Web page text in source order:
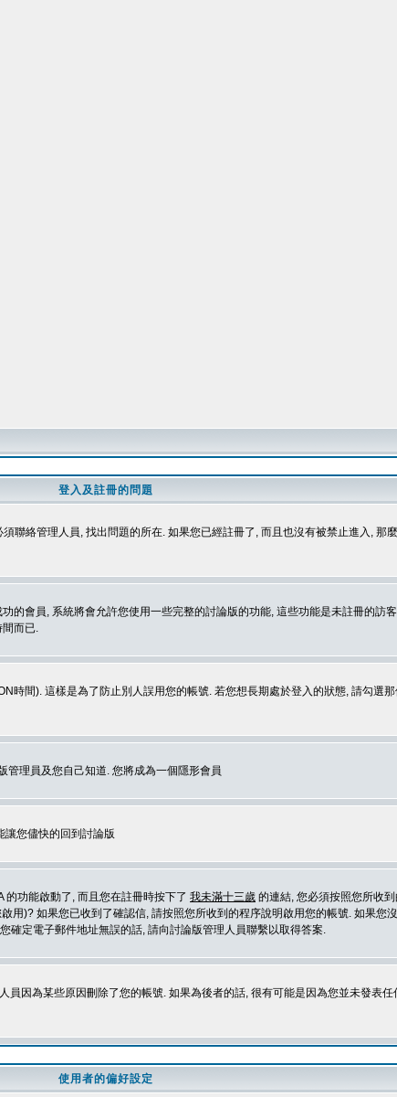
登入及註冊的問題
絡管理人員, 找出問題的所在. 如果您已經註冊了, 而且也沒有被禁止進入, 那
會員, 系統將會允許您使用一些完整的討論版的功能, 這些功能是未註冊的訪
間而已.
時間). 這樣是為了防止別人誤用您的帳號. 若您想長期處於登入的狀態, 請勾選
理員及您自己知道. 您將成為一個隱形會員
讓您儘快的回到討論版
功能啟動了, 而且您在註冊時按下了 我未滿十三歲 的連結, 您必須按照您所收
)? 如果您已收到了確認信, 請按照您所收到的程序說明啟用您的帳號. 如果您
確定電子郵件地址無誤的話, 請向討論版管理人員聯繫以取得答案.
因為某些原因刪除了您的帳號. 如果為後者的話, 很有可能是因為您並未發表
使用者的偏好設定